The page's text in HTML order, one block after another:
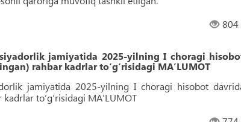
804
jamiyatida 2025-yilning I choragi
rahbar kadrlar toʻgʻrisidagi MAʼLUMOT
jamiyatida 2025-yilning I choragi hisobot
toʻgʻrisidagi MAʼLUMOT